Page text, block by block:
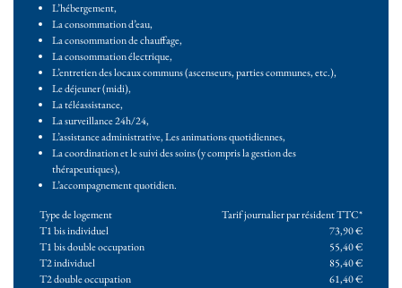
L’hébergement,
La consommation d’eau,
La consommation de chauffage,
La consommation électrique,
L’entretien des locaux communs (ascenseurs, parties communes, etc.),
Le déjeuner (midi),
La téléassistance,
La surveillance 24h/24,
L’assistance administrative, Les animations quotidiennes,
La coordination et le suivi des soins (y compris la gestion des
thérapeutiques),
L’accompagnement quotidien.
Type de logement
Tarif journalier par résident TTC*
T1 bis individuel
73,90 €
T1 bis double occupation
55,40 €
T2 individuel
85,40 €
T2 double occupation
61,40 €